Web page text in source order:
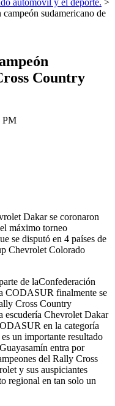
automóvil y el deporte. >
campeón sudamericano de
Country
PM
Dakar se coronaron
máximo torneo
se disputó en 4 países de
Chevrolet Colorado
de laConfederación
CODASUR finalmente se
Cross Country
escudería Chevrolet Dakar
en la categoría
un importante resultado
entra por
del Rally Cross
y sus auspiciantes
regional en tan solo un